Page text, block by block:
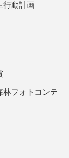
行動計画
林フォトコンテ